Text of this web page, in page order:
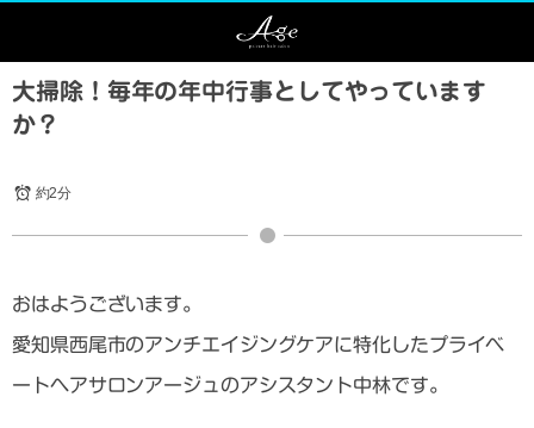
大掃除！毎年の年中行事としてやっています
か？
約2分
おはようございます。
愛知県西尾市のアンチエイジングケアに特化したプライベ
ートヘアサロンアージュのアシスタント中林です。